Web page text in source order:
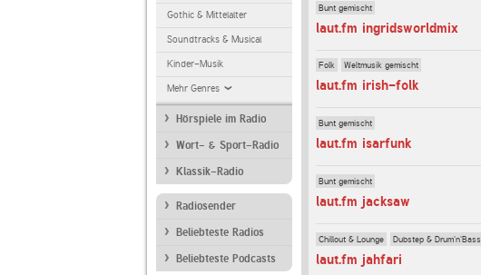
Gothic & Mittelalter
Soundtracks & Musical
Kinder-Musik
Mehr Genres
Hörspiele im Radio
Wort- & Sport-Radio
Klassik-Radio
Radiosender
Beliebteste Radios
Beliebteste Podcasts
Bunt gemischt
laut.fm ingridsworldmix
Folk Weltmusik gemischt
laut.fm irish-folk
Bunt gemischt
laut.fm isarfunk
Bunt gemischt
laut.fm jacksaw
Chillout & Lounge Dubstep & Drum'n'Bass
laut.fm jahfari